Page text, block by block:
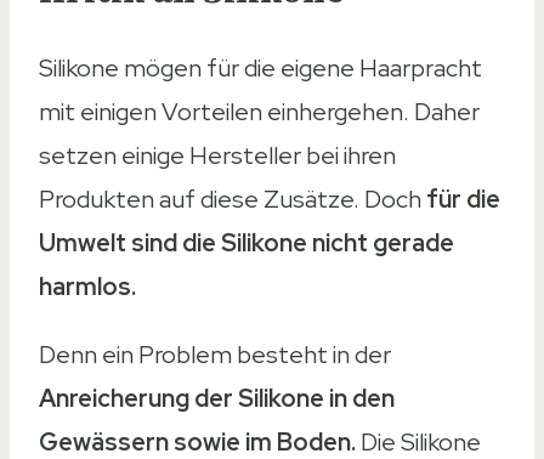
Silikone mögen für die eigene Haarpracht
mit einigen Vorteilen einhergehen. Daher
setzen einige Hersteller bei ihren
Produkten auf diese Zusätze. Dochfür die
Umwelt sind die Silikone nicht gerade
harmlos.
Denn ein Problem besteht in der
Anreicherung der Silikone in den
Gewässern sowie im Boden.Die Silikone